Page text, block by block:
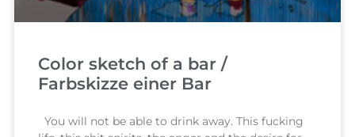
Color sketch of a bar /
Farbskizze einer Bar
You will not be able to drink away. This fucking